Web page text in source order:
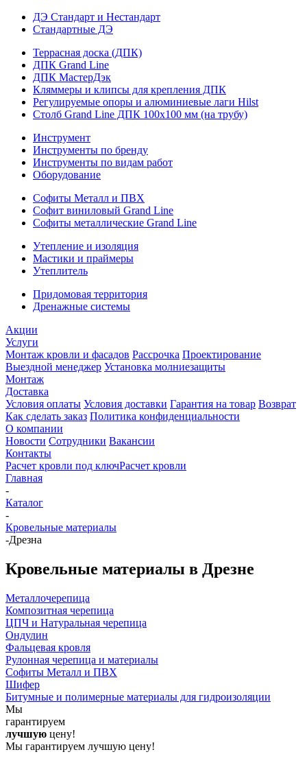
ДЭ Стандарт и Нестандарт
Стандартные ДЭ
Террасная доска (ДПК)
ДПК Grand Line
ДПК МастерДэк
Кляммеры и клипсы для крепления ДПК
Регулируемые опоры и алюминиевые лаги Hilst
Столб Grand Line ДПК 100х100 мм (на трубу)
Инструмент
Инструменты по бренду
Инструменты по видам работ
Оборудование
Софиты Металл и ПВХ
Софит виниловый Grand Line
Софиты металлические Grand Line
Утепление и изоляция
Мастики и праймеры
Утеплитель
Придомовая территория
Дренажные системы
Акции
Услуги
Монтаж кровли и фасадов Рассрочка Проектирование
Выездной менеджер Установка молниезащиты
Монтаж
Доставка
Условия оплаты Условия доставки Гарантия на товар Возврат
Как сделать заказ Политика конфиденциальности
О компании
Новости Сотрудники Вакансии
Контакты
Расчет кровли под ключРасчет кровли
Главная
-
Каталог
-
Кровельные материалы
-Дрезна
Кровельные материалы в Дрезне
Металлочерепица
Композитная черепица
ЦПЧ и Натуральная черепица
Ондулин
Фальцевая кровля
Рулонная черепица и материалы
Софиты Металл и ПВХ
Шифер
Битумные и полимерные материалы для гидроизоляции
Мы
гарантируем
лучшую цену!
Мы гарантируем лучшую цену!